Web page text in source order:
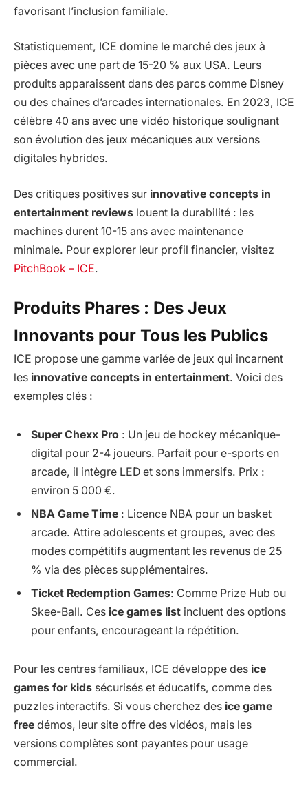
favorisant l’inclusion familiale.
Statistiquement, ICE domine le marché des jeux à
pièces avec une part de 15-20 % aux USA. Leurs
produits apparaissent dans des parcs comme Disney
ou des chaînes d’arcades internationales. En 2023, ICE
célèbre 40 ans avec une vidéo historique soulignant
son évolution des jeux mécaniques aux versions
digitales hybrides.
Des critiques positives sur innovative concepts in
entertainment reviews louent la durabilité : les
machines durent 10-15 ans avec maintenance
minimale. Pour explorer leur profil financier, visitez
PitchBook – ICE.
Produits Phares : Des Jeux
Innovants pour Tous les Publics
ICE propose une gamme variée de jeux qui incarnent
les innovative concepts in entertainment. Voici des
exemples clés :
Super Chexx Pro : Un jeu de hockey mécanique-
digital pour 2-4 joueurs. Parfait pour e-sports en
arcade, il intègre LED et sons immersifs. Prix :
environ 5 000 €.
NBA Game Time : Licence NBA pour un basket
arcade. Attire adolescents et groupes, avec des
modes compétitifs augmentant les revenus de 25
% via des pièces supplémentaires.
Ticket Redemption Games: Comme Prize Hub ou
Skee-Ball. Ces ice games list incluent des options
pour enfants, encourageant la répétition.
Pour les centres familiaux, ICE développe des ice
games for kids sécurisés et éducatifs, comme des
puzzles interactifs. Si vous cherchez des ice game
free démos, leur site offre des vidéos, mais les
versions complètes sont payantes pour usage
commercial.